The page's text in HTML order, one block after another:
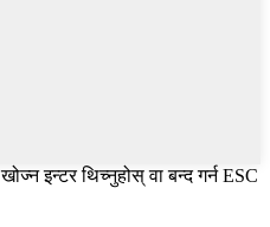
खोज्न इन्टर थिच्नुहोस् वा बन्द गर्न ESC